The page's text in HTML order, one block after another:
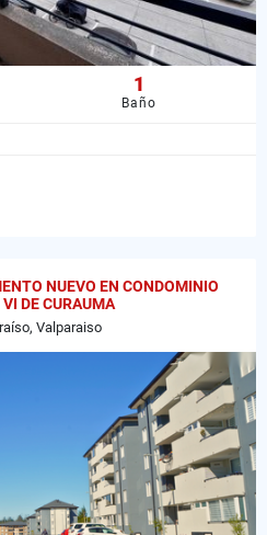
1
Baño
NUEVO EN CONDOMINIO
DE CURAUMA
Valparaiso